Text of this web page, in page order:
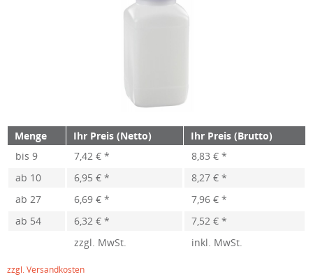
Menge Ihr Preis (Netto)
Ihr Preis (Brutto)
bis 9 7,42 € *
8,83 € *
ab 10 6,95 € *
8,27 € *
ab 27 6,69 € *
7,96 € *
ab 54 6,32 € *
7,52 € *
zzgl. MwSt.
inkl. MwSt.
zzgl. Versandkosten